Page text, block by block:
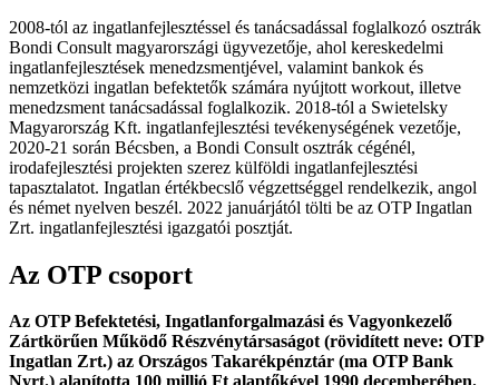
2008-tól az ingatlanfejlesztéssel és tanácsadással foglalkozó osztrák
Bondi Consult magyarországi ügyvezetője, ahol kereskedelmi
ingatlanfejlesztések menedzsmentjével, valamint bankok és
nemzetközi ingatlan befektetők számára nyújtott workout, illetve
menedzsment tanácsadással foglalkozik. 2018-tól a Swietelsky
Magyarország Kft. ingatlanfejlesztési tevékenységének vezetője,
2020-21 során Bécsben, a Bondi Consult osztrák cégénél,
irodafejlesztési projekten szerez külföldi ingatlanfejlesztési
tapasztalatot. Ingatlan értékbecslő végzettséggel rendelkezik, angol
és német nyelven beszél. 2022 januárjától tölti be az OTP Ingatlan
Zrt. ingatlanfejlesztési igazgatói posztját.
Az OTP csoport
Az OTP Befektetési, Ingatlanforgalmazási és Vagyonkezelő
Zártkörűen Működő Részvénytársaságot (rövidített neve: OTP
Ingatlan Zrt.) az Országos Takarékpénztár (ma OTP Bank